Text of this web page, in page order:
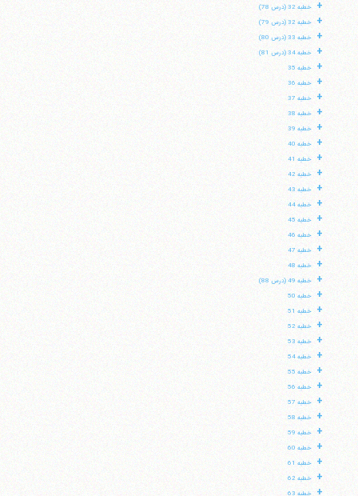
+ خطبه 32 (درس 78)
+ خطبه 32 (درس 79)
+ خطبه 33 (درس 80)
+ خطبه 34 (درس 81)
+ خطبه 35
+ خطبه 36
+ خطبه 37
+ خطبه 38
+ خطبه 39
+ خطبه 40
+ خطبه 41
+ خطبه 42
+ خطبه 43
+ خطبه 44
+ خطبه 45
+ خطبه 46
+ خطبه 47
+ خطبه 48
+ خطبه 49 (درس 88)
+ خطبه 50
+ خطبه 51
+ خطبه 52
+ خطبه 53
+ خطبه 54
+ خطبه 55
+ خطبه 56
+ خطبه 57
+ خطبه 58
+ خطبه 59
+ خطبه 60
+ خطبه 61
+ خطبه 62
+ خطبه 63